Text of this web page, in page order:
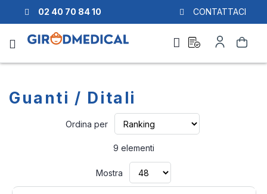
02 40 70 84 10 CONTATTACI
Cerca
preventivo
mio
Account
Guanti / Ditali
Ordina per
9 elementi
Mostra